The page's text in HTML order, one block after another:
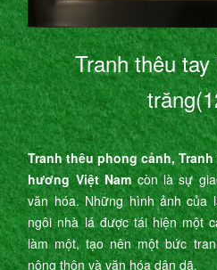
Tranh thêu
Tranh thêu phong cảnh,
hương Việt Namcòn là sự
văn hóa. Những hình ảnh của
ngôi nhà lá được tái hiện một
làm một, tạo nên một bức
nông thôn và văn hóa dân dã.